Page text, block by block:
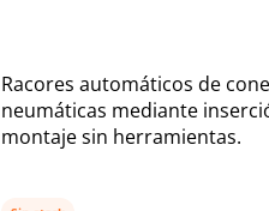
Racores automáticos de
neumáticas mediante
montaje sin herramientas.